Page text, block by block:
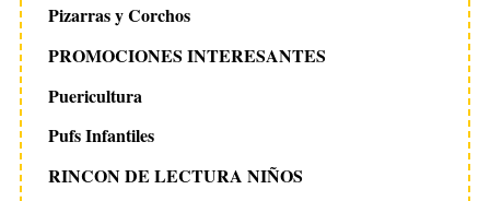
Pizarras y Corchos
PROMOCIONES INTERESANTES
Puericultura
Pufs Infantiles
RINCON DE LECTURA NIÑOS